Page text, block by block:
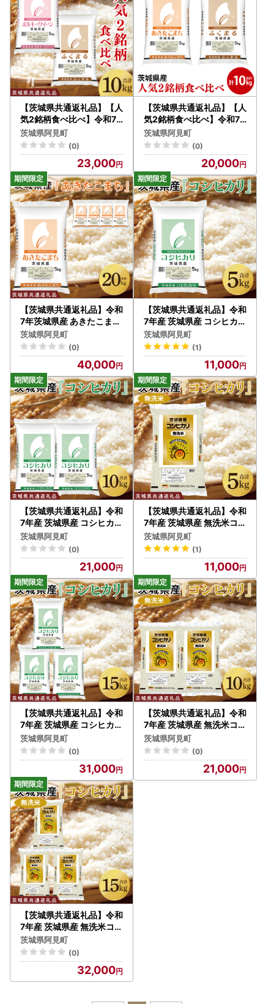
【茨城県共通返礼品】【人
気2銘柄食べ比べ】令和7
年産 茨城県産 ミルキーク
イーン・ふくまる 5kg×
各1袋（計10kg）【お米
米 ごはん 茨城県】（03-6
7-1）
茨城県阿見町
(0)
23,000
【茨城県共通返礼品】【人
気2銘柄食べ比べ】令和7
年産 茨城県産 あきたこま
ち・ふくまる 5kg×各1
袋（計10kg）【お米 米 ご
はん 茨城県】（03-68-1
）
茨城県阿見町
(0)
20,000
【茨城県共通返礼品】令和
7年茨城県産 あきたこまち
20kg（5kg×4袋）【お米
米 白米 ごはん ご飯 茨城県
】（03-72）
茨城県阿見町
(0)
40,000
【茨城県共通返礼品】令和
7年産 茨城県産 コシヒカリ
5kg【お米 米 こしひかり
ごはん 茨城県】（03-48-
1）
茨城県阿見町
(1)
11,000
【茨城県共通返礼品】令和
7年産 茨城県産 コシヒカリ
10kg（5kg×2袋）【お米
米 こしひかり ごはん 茨城
県】（03-49-1）
茨城県阿見町
(0)
21,000
【茨城県共通返礼品】令和
7年産 茨城県産 無洗米コシ
ヒカリ5kg【お米 米 こし
ひかり ごはん 茨城県】（
03-51-1）
茨城県阿見町
(1)
11,000
【茨城県共通返礼品】令和
7年産 茨城県産 コシヒカリ
15kg（5kg×3袋）【お米
米 こしひかり ごはん 茨城
県】（03-50-1）
茨城県阿見町
(0)
31,000
【茨城県共通返礼品】令和
7年産 茨城県産 無洗米コシ
ヒカリ10kg（5kg×2袋）
【お米 米 こしひかり ごは
ん 茨城県】（03-52-1）
茨城県阿見町
(0)
21,000
【茨城県共通返礼品】令和
7年産 茨城県産 無洗米コシ
ヒカリ15kg（5kg×3袋）
【お米 米 こしひかり 無洗
米 ごはん 茨城県】（03-5
茨城県阿見町
(0)
32,000